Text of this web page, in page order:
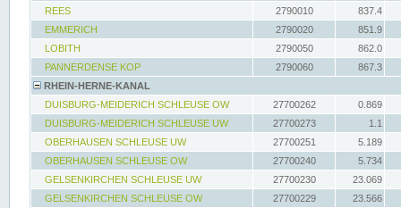
REES
2790010
837.4
EMMERICH
2790020
851.9
LOBITH
2790050
862.0
PANNERDENSE KOP
2790060
867.3
RHEIN-HERNE-KANAL
DUISBURG-MEIDERICH SCHLEUSE OW
27700262
0.869
DUISBURG-MEIDERICH SCHLEUSE UW
27700273
1.1
OBERHAUSEN SCHLEUSE UW
27700251
5.189
OBERHAUSEN SCHLEUSE OW
27700240
5.734
GELSENKIRCHEN SCHLEUSE UW
27700230
23.069
GELSENKIRCHEN SCHLEUSE OW
27700229
23.566